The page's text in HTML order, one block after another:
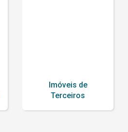
Imóveis de
Terceiros